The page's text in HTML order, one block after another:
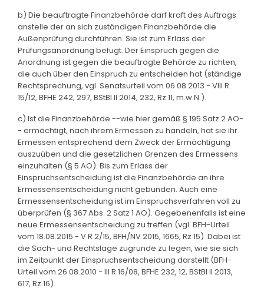
b) Die beauftragte Finanzbehörde darf kraft des Auftrags
anstelle der an sich zuständigen Finanzbehörde die
Außenprüfung durchführen. Sie ist zum Erlass der
Prüfungsanordnung befugt. Der Einspruch gegen die
Anordnung ist gegen die beauftragte Behörde zu richten,
die auch über den Einspruch zu entscheiden hat (ständige
Rechtsprechung, vgl. Senatsurteil vom 06.08.2013 - VIII R
15/12, BFHE 242, 297, BStBl II 2014, 232, Rz 11, m.w.N.).
c) Ist die Finanzbehörde --wie hier gemäß § 195 Satz 2 AO-
- ermächtigt, nach ihrem Ermessen zu handeln, hat sie ihr
Ermessen entsprechend dem Zweck der Ermächtigung
auszuüben und die gesetzlichen Grenzen des Ermessens
einzuhalten (§ 5 AO). Bis zum Erlass der
Einspruchsentscheidung ist die Finanzbehörde an ihre
Ermessensentscheidung nicht gebunden. Auch eine
Ermessensentscheidung ist im Einspruchsverfahren voll zu
überprüfen (§ 367 Abs. 2 Satz 1 AO). Gegebenenfalls ist eine
neue Ermessensentscheidung zu treffen (vgl. BFH-Urteil
vom 18.08.2015 - V R 2/15, BFH/NV 2015, 1665, Rz 15). Dabei ist
die Sach- und Rechtslage zugrunde zu legen, wie sie sich
im Zeitpunkt der Einspruchsentscheidung darstellt (BFH-
Urteil vom 26.08.2010 - III R 16/08, BFHE 232, 12, BStBl II 2013,
617, Rz 16).